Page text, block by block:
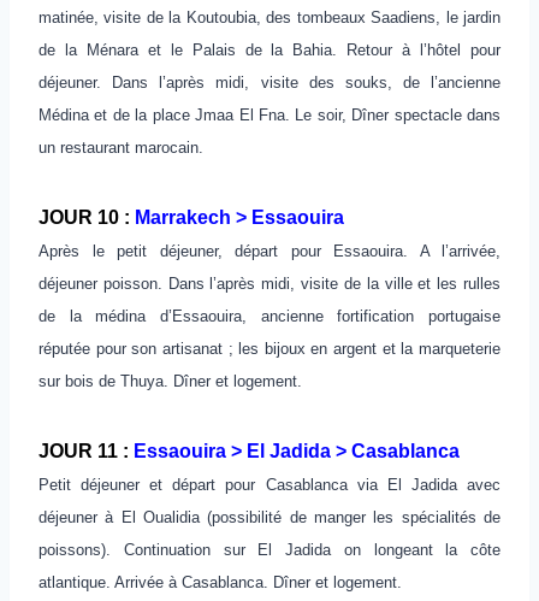
matinée, visite de la Koutoubia, des tombeaux Saadiens, le jardin
de la Ménara et le Palais de la Bahia. Retour à l’hôtel pour
déjeuner. Dans l’après midi, visite des souks, de l’ancienne
Médina et de la place Jmaa El Fna. Le soir, Dîner spectacle dans
un restaurant marocain.
JOUR 10 : Marrakech > Essaouira
Après le petit déjeuner, départ pour Essaouira. A l’arrivée,
déjeuner poisson. Dans l’après midi, visite de la ville et les rulles
de la médina d’Essaouira, ancienne fortification portugaise
réputée pour son artisanat ; les bijoux en argent et la marqueterie
sur bois de Thuya. Dîner et logement.
JOUR 11 : Essaouira > El Jadida > Casablanca
Petit déjeuner et départ pour Casablanca via El Jadida avec
déjeuner à El Oualidia (possibilité de manger les spécialités de
poissons). Continuation sur El Jadida on longeant la côte
atlantique. Arrivée à Casablanca. Dîner et logement.